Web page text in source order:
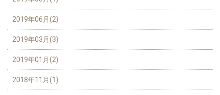
2019年06月(2)
2019年03月(3)
2019年01月(2)
2018年11月(1)